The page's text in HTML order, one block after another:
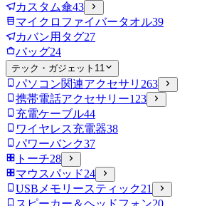
カスタム傘43
マイクロファイバータオル39
カバン用タグ27
バッグ24
テック・ガジェット 11
パソコン関連アクセサリ 263
携帯電話アクセサリー123
充電ケーブル44
ワイヤレス充電器38
パワーバンク37
トーチ28
マウスパッド24
USBメモリースティック21
スピーカー＆ヘッドフォン20